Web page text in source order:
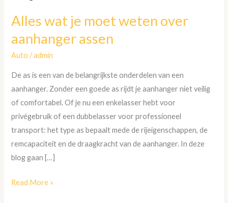
Alles wat je moet weten over
aanhanger assen
Auto /admin
De as is een van de belangrijkste onderdelen van een
aanhanger. Zonder een goede as rijdt je aanhanger niet veilig
of comfortabel. Of je nu een enkelasser hebt voor
privégebruik of een dubbelasser voor professioneel
transport: het type as bepaalt mede de rijeigenschappen, de
remcapaciteit en de draagkracht van de aanhanger. In deze
blog gaan […]
Read More »